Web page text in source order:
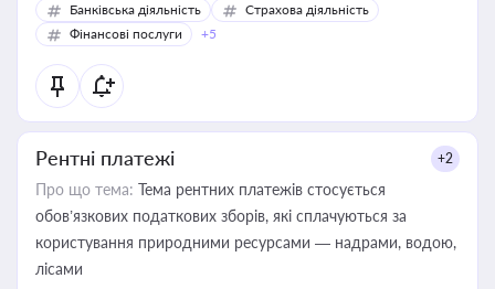
Банківська діяльність
Страхова діяльність
Фінансові послуги
+5
Рентні платежі +2
Про що тема: Тема рентних платежів стосується
обов’язкових податкових зборів, які сплачуються за
користування природними ресурсами — надрами, водою,
лісами